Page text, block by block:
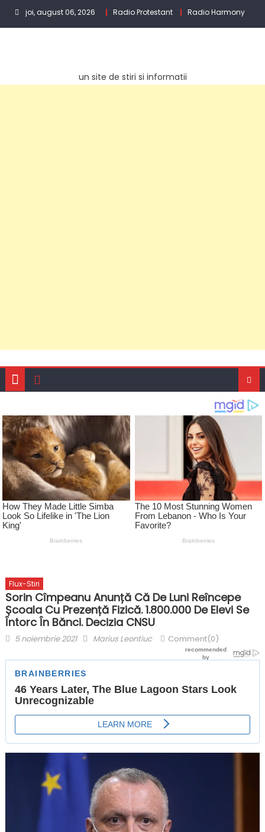
joi, august 06, 2026 Radio Protestant Radio Harmony
un site de stiri si informatii
Flux-Stiri
Sorin Cîmpeanu Anunță Că De Luni Reîncepe
Școala Cu Prezență Fizică. 1.800.000 De Elevi Se
Întorc În Bănci. Decizia CNSU
Posted
5 noiembrie 2021 Author
Marius Leontiuc Comment(0)